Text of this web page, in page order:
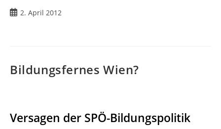
2. April 2012
Bildungsfernes Wien?
Versagen der SPÖ-Bildungspolitik